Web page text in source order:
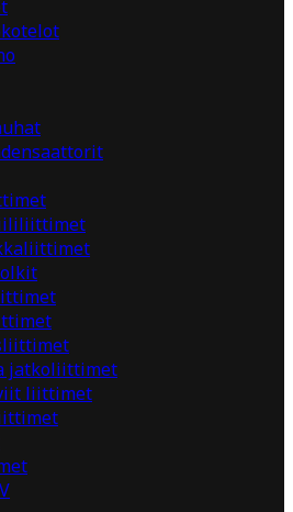
jatkoliittimet
liittimet